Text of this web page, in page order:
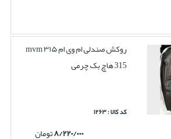
روکش صندلی ام وی ام ۳۱۵ mvm
315 هاچ بک چرمی
کد کالا : ۱۲۶۳
۸/۲۲۰/۰۰۰تومان